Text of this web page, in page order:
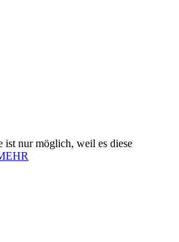
ist nur möglich, weil es diese